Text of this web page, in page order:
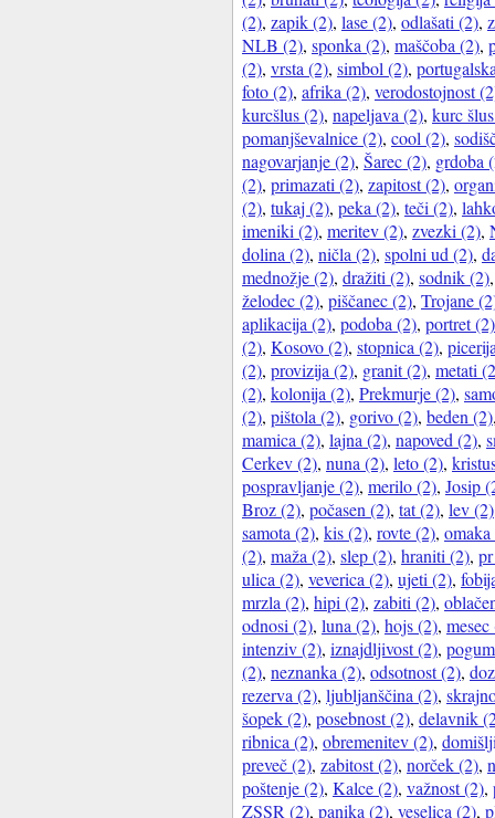
(2), zapik (2), lase (2), odlašati (2),
NLB (2), sponka (2), maščoba (2),
(2), vrsta (2), simbol (2),
foto (2), afrika (2), verodostojnost
kurcšlus (2), napeljava (2), kurc
pomanjševalnice (2), cool (2),
nagovarjanje (2), Šarec (2), grdoba
(2), primazati (2), zapitost (2),
(2), tukaj (2), peka (2), teči (2),
imeniki (2), meritev (2), zvezki (2),
dolina (2), ničla (2), spolni ud (2),
mednožje (2), dražiti (2), sodnik (2)
želodec (2), piščanec (2), Trojane
aplikacija (2), podoba (2), portret (2)
(2), Kosovo (2), stopnica (2),
(2), provizija (2), granit (2), metati
(2), kolonija (2), Prekmurje (2),
(2), pištola (2), gorivo (2), beden (2)
mamica (2), lajna (2), napoved (2),
Cerkev (2), nuna (2), leto (2),
pospravljanje (2), merilo (2), Josip
Broz (2), počasen (2), tat (2), lev (2)
samota (2), kis (2), rovte (2),
(2), maža (2), slep (2), hraniti (2),
ulica (2), veverica (2), ujeti (2),
mrzla (2), hipi (2), zabiti (2),
odnosi (2), luna (2), hojs (2),
intenziv (2), iznajdljivost (2),
(2), neznanka (2), odsotnost (2),
rezerva (2), ljubljanščina (2),
šopek (2), posebnost (2), delavnik
ribnica (2), obremenitev (2),
preveč (2), zabitost (2), norček (2),
poštenje (2), Kalce (2), važnost (2),
ZSSR (2), panika (2), veselica (2),